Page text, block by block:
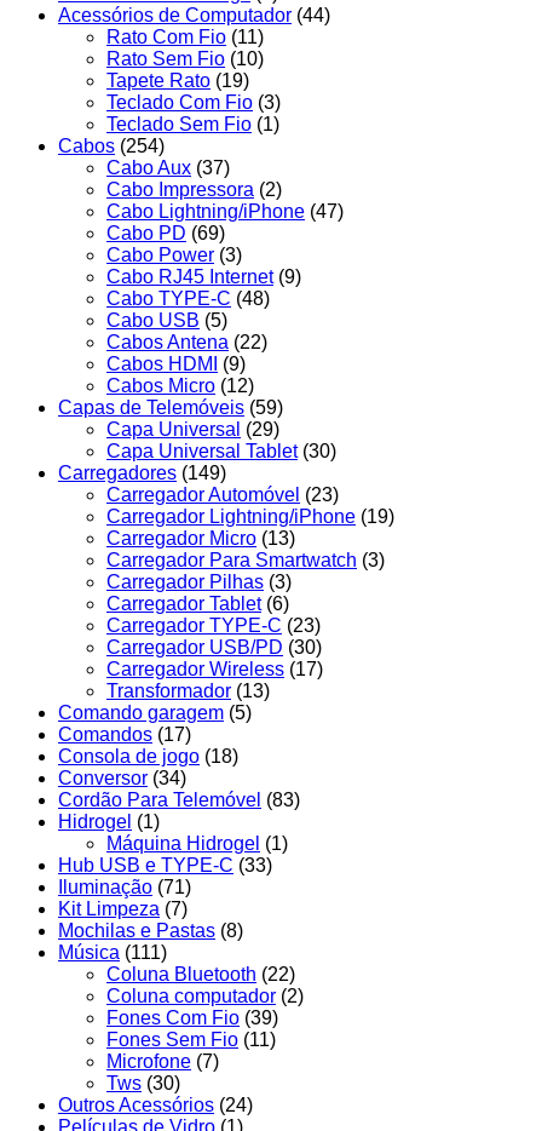
Acessórios de Computador (44)
Rato Com Fio (11)
Rato Sem Fio (10)
Tapete Rato (19)
Teclado Com Fio (3)
Teclado Sem Fio (1)
Cabos (254)
Cabo Aux (37)
Cabo Impressora (2)
Cabo Lightning/iPhone (47)
Cabo PD (69)
Cabo Power (3)
Cabo RJ45 Internet (9)
Cabo TYPE-C (48)
Cabo USB (5)
Cabos Antena (22)
Cabos HDMI
(9)
Cabos Micro (12)
Capas de Telemóveis (59)
Capa Universal (29)
Capa Universal Tablet (30)
Carregadores (149)
Carregador Automóvel (23)
Carregador Lightning/iPhone (19)
Carregador Micro (13)
Carregador Para Smartwatch (3)
Carregador Pilhas (3)
Carregador Tablet (6)
Carregador TYPE-C (23)
Carregador USB/PD (30)
Carregador Wireless (17)
Transformador (13)
Comando garagem (5)
Comandos (17)
Consola de jogo (18)
Conversor (34)
Cordão Para Telemóvel (83)
Hidrogel (1)
Máquina Hidrogel (1)
Hub USB e TYPE-C (33)
Iluminação (71)
Kit Limpeza (7)
Mochilas e Pastas (8)
Música (111)
Coluna Bluetooth (22)
Coluna computador (2)
Fones Com Fio (39)
Fones Sem Fio (11)
Microfone (7)
Tws (30)
Outros Acessórios (24)
Películas de Vidro (1)